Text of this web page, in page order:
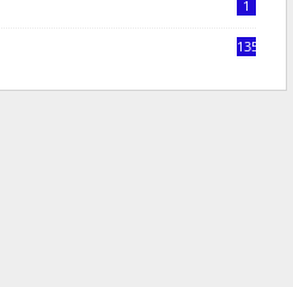
1
1350